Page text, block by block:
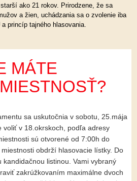
ako 21 rokov. Prirodzene, že sa
a žien, uchádzania sa o zvolenie iba
princíp tajného hlasovania.
MÁTE
sa uskutočnia v sobotu, 25.mája
voliť v 18.okrskoch, podľa adresy
sú otvorené od 7:00h do
obdrží hlasovacie lístky. Do
listinou. Vami vybraný
zakrúžkovaním maximálne dvoch